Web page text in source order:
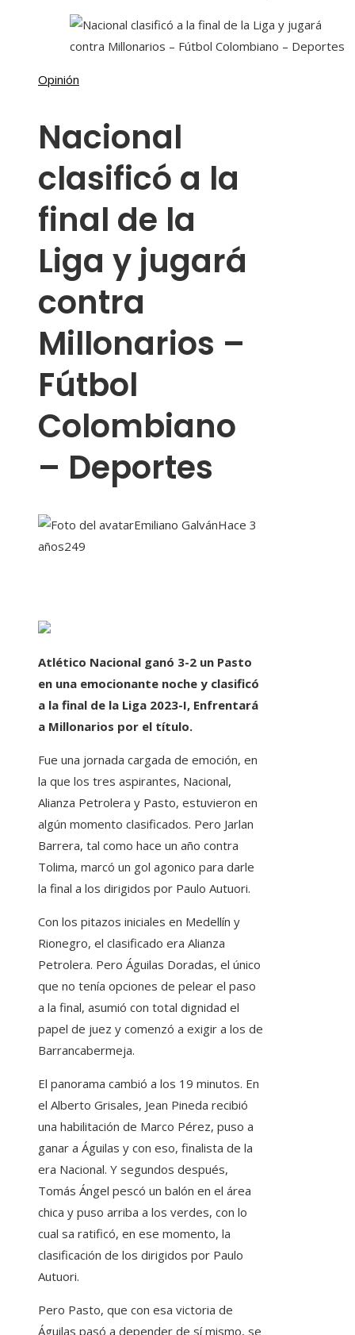
Opinión
Nacional
clasificó a la
final de la
Liga y jugará
contra
Millonarios –
Fútbol
Colombiano
– Deportes
Emiliano GalvánHace 3
años249
Atlético Nacional ganó 3-2 un Pasto
en una emocionante noche y clasificó
a la final de la Liga 2023-I, Enfrentará
a Millonarios por el título.
Fue una jornada cargada de emoción, en
la que los tres aspirantes, Nacional,
Alianza Petrolera y Pasto, estuvieron en
algún momento clasificados. Pero Jarlan
Barrera, tal como hace un año contra
Tolima, marcó un gol agonico para darle
la final a los dirigidos por Paulo Autuori.
Con los pitazos iniciales en Medellín y
Rionegro, el clasificado era Alianza
Petrolera. Pero Águilas Doradas, el único
que no tenía opciones de pelear el paso
a la final, asumió con total dignidad el
papel de juez y comenzó a exigir a los de
Barrancabermeja.
El panorama cambió a los 19 minutos. En
el Alberto Grisales, Jean Pineda recibió
una habilitación de Marco Pérez, puso a
ganar a Águilas y con eso, finalista de la
era Nacional. Y segundos después,
Tomás Ángel pescó un balón en el área
chica y puso arriba a los verdes, con lo
cual sa ratificó, en ese momento, la
clasificación de los dirigidos por Paulo
Autuori.
Pero Pasto, que con esa victoria de
Águilas pasó a depender de sí mismo, se